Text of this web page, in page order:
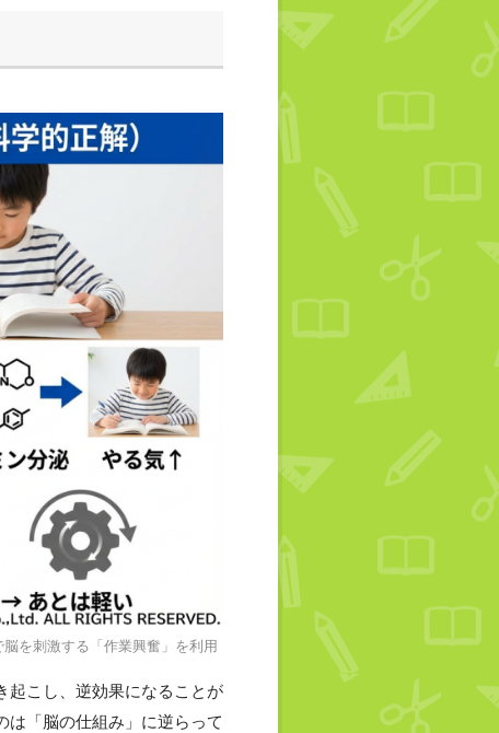
を刺激する「作業興奮」を利用
起こし、逆効果になることが
は「脳の仕組み」に逆らって